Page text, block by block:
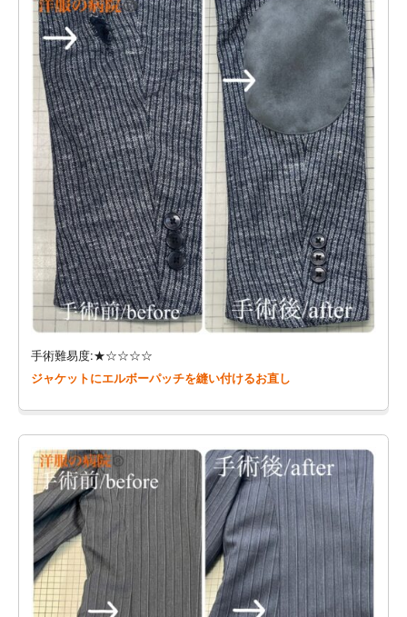
手術難易度:★☆☆☆☆
ジャケットにエルボーパッチを縫い付けるお直し